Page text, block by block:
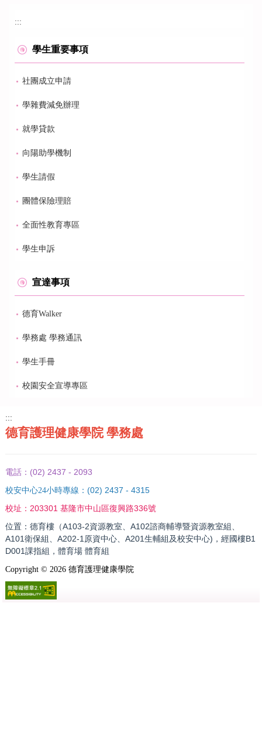
:::
學生重要事項
社團成立申請
學雜費減免辦理
就學貸款
向陽助學機制
學生請假
團體保險理賠
全面性教育專區
學生申訴
宣達事項
德育Walker
學務處 學務通訊
學生手冊
校園安全宣導專區
:::
德育護理健康學院 學務處
電話： (02) 2437 - 2093
校安中心24小時專線： (02) 2437 - 4315
校址： 203301 基隆市中山區復興路336號
位置：德育樓（A103-2資源教室、A102諮商輔導暨資源教室組、
A101衛保組、A202-1原資中心、A201生輔組及校安中心)，經國樓B1
D001課指組，體育場 體育組
Copyright © 2026德育護理健康學院